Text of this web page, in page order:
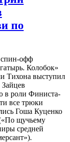
по
спин-офф
Колобок»
Тихона выступил
в роли Финиста-
все трюки
Гоша Куценко
щучьему
средней